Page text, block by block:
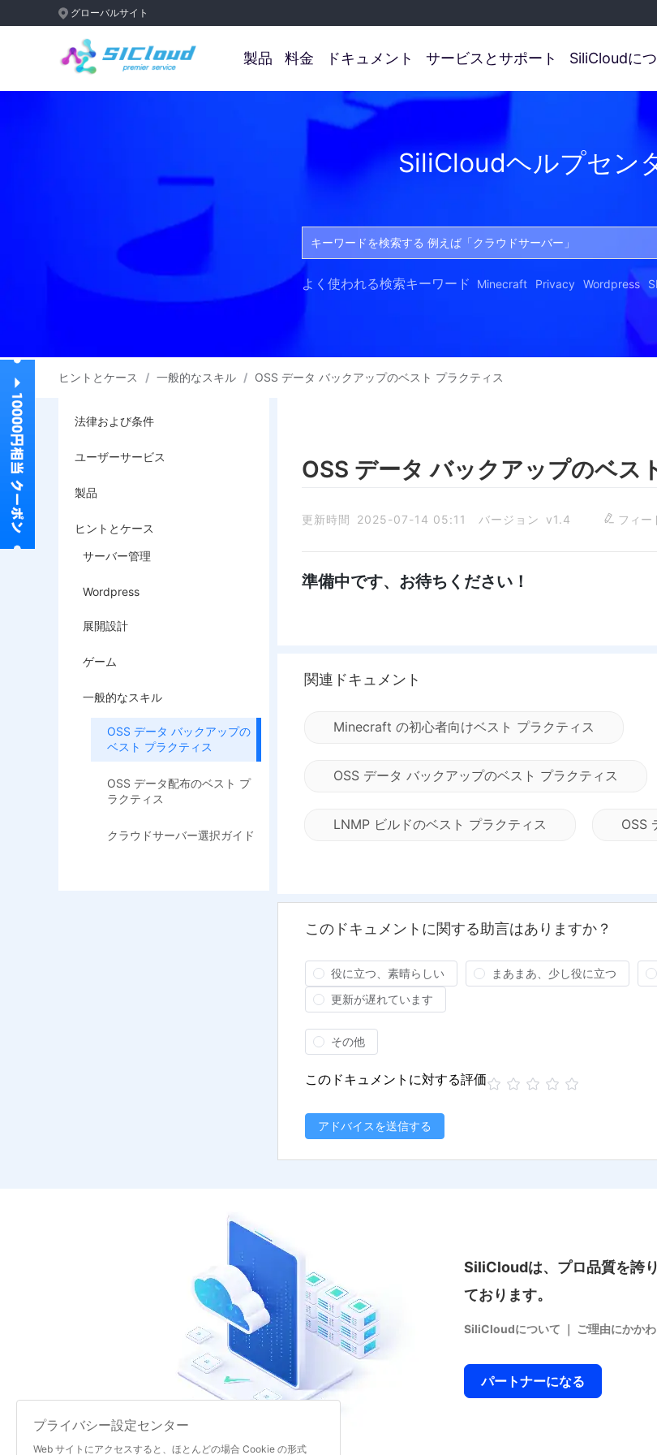
製品 料金 ドキュメント サービスとサポート SiliCloudに
グローバルサイト
SiliCloudヘルプセン
よく使われる検索キーワード Minecraft Privacy Wordpress
ヒントとケース / 一般的なスキル / OSS データ バックアップのベスト プラクティス
法律および条件
ユーザーサービス
製品
ヒントとケース
サーバー管理
Wordpress
展開設計
ゲーム
一般的なスキル
OSS データ バックアップの
ベスト プラクティス
OSS データ配布のベスト プ
ラクティス
クラウドサーバー選択ガイド
OSS データ バックアップのベス
更新時間 2025-07-14 05:11 バージョン v1.4 フィー
準備中です、お待ちください！
関連ドキュメント
Minecraft の初心者向けベスト プラクティス
OSS データ バックアップのベスト プラクティス
LNMP ビルドのベスト プラクティス OSS
このドキュメントに関する助言はありますか？
役に立つ、素晴らしい まあまあ、少し役に立つ
更新が遅れています
その他
このドキュメントに対する評価
アドバイスを送信する
プライバシー設定センター
Web サイトにアクセスすると、ほとんどの場合 Cookie の形式
SiliCloudは、プロ品質を誇
ております。
SiliCloudについて ｜ ご理由にかか
パートナーになる